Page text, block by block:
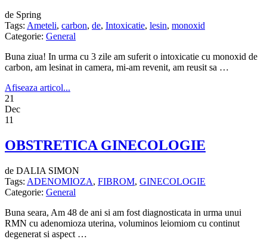
de Spring
Tags: Ameteli, carbon, de, Intoxicatie, lesin, monoxid
Categorie: General
Buna ziua! In urma cu 3 zile am suferit o intoxicatie cu monoxid de
carbon, am lesinat in camera, mi-am revenit, am reusit sa …
Afiseaza articol...
21
Dec
11
OBSTRETICA GINECOLOGIE
de DALIA SIMON
Tags: ADENOMIOZA, FIBROM, GINECOLOGIE
Categorie: General
Buna seara, Am 48 de ani si am fost diagnosticata in urma unui
RMN cu adenomioza uterina, voluminos leiomiom cu continut
degenerat si aspect …